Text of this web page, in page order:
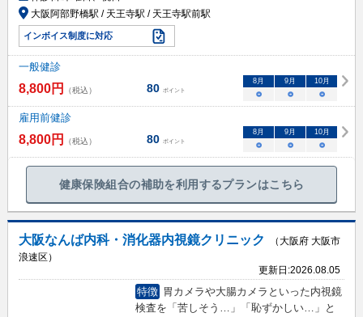
大阪阿部野橋駅 / 天王寺駅 / 天王寺駅前駅
インボイス制度に対応
一般健診
8,800円 （税込） 80 ポイント
8月 9月 10月
○ ○ ○
雇用前健診
8,800円 （税込） 80 ポイント
8月 9月 10月
○ ○ ○
健康保険組合の補助を利用するプランはこちら
大阪なんば内科・消化器内視鏡クリニック
（大阪府 大阪市
浪速区）
更新日:2026.08.05
特徴 胃カメラや大腸カメラといった内視鏡
検査を「苦しそう…」「恥ずかしい…」と